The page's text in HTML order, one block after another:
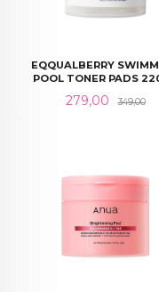
EQQUALBERRY
POOL TONER PADS
Tilbud
279,00 349,00